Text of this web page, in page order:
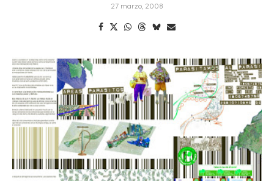
27 marzo, 2008